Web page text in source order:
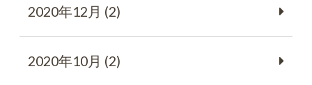
2020年12月 (2)
2020年10月 (2)